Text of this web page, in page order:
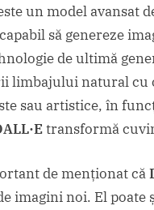
un model avansat
să genereze
de ultimă
limbajului natural cu
sau artistice, în
transformă
de menționat că
imagini noi. El